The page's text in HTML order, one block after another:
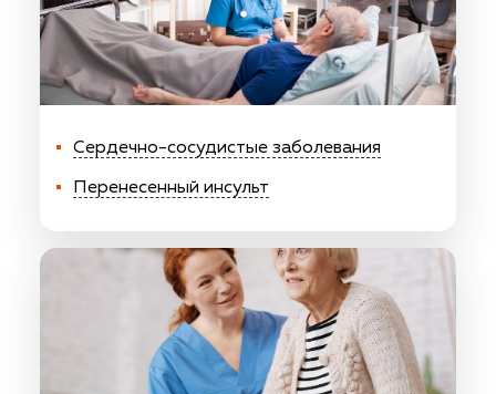
Сердечно-сосудистые заболевания
Перенесенный инсульт